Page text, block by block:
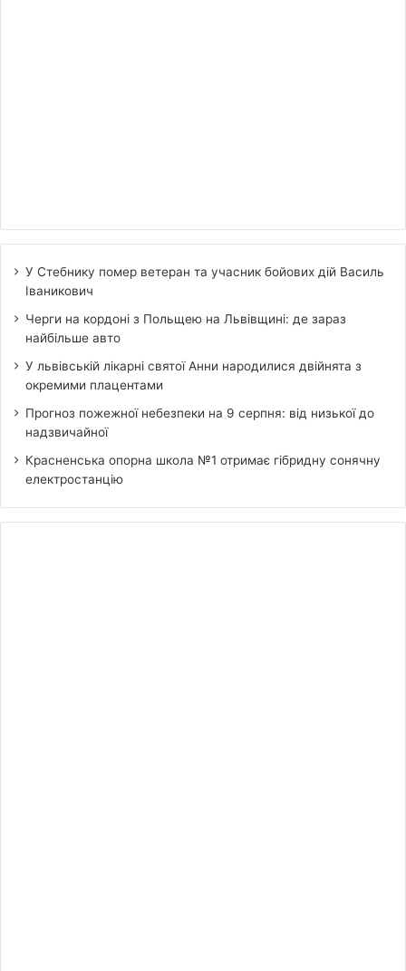
У Стебнику помер ветеран та учасник бойових дій Василь
Іваникович
Черги на кордоні з Польщею на Львівщині: де зараз
найбільше авто
У львівській лікарні святої Анни народилися двійнята з
окремими плацентами
Прогноз пожежної небезпеки на 9 серпня: від низької до
надзвичайної
Красненська опорна школа №1 отримає гібридну сонячну
електростанцію